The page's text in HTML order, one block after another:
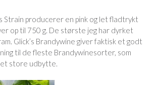
Strain producerer en pink og let fladtrykt
op til 750 g. De største jeg har dyrket
Glick’s Brandywine giver faktisk et godt
til de fleste Brandywinesorter, som
store udbytte.